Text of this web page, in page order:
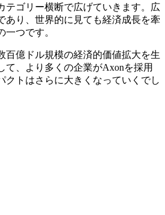
テゴリー横断で広げていきます。広
あり、世界的に見ても経済成長を牽
一つです。
百億ドル規模の経済的価値拡大を生
て、より多くの企業がAxonを採用
クトはさらに大きくなっていくでし